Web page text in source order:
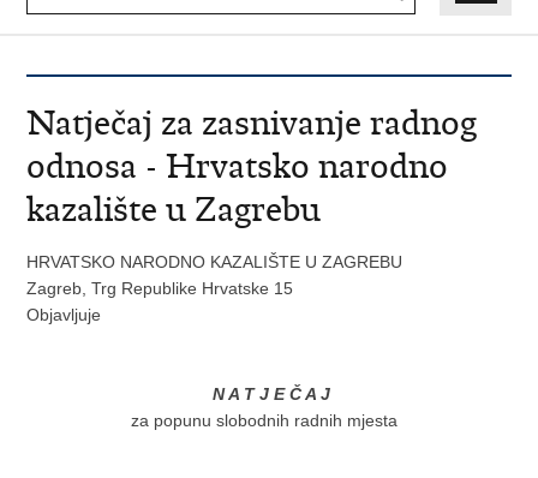
Natječaj za zasnivanje radnog
odnosa - Hrvatsko narodno
kazalište u Zagrebu
HRVATSKO NARODNO KAZALIŠTE U ZAGREBU
Zagreb, Trg Republike Hrvatske 15
Objavljuje
N A T J E Č A J
za popunu slobodnih radnih mjesta